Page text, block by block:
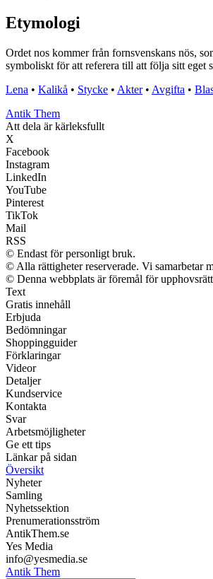
Etymologi
Ordet nos kommer från fornsvenskans nös,
symboliskt för att referera till att följa sitt eget
Lena • Kalikå • Stycke • Akter• Avgifta •
Antik Them
Att dela är kärleksfullt
X
Facebook
Instagram
LinkedIn
YouTube
Pinterest
TikTok
Mail
RSS
© Endast för personligt bruk.
© Alla rättigheter reserverade. Vi samarbetar
© Denna webbplats är föremål för
Text
Gratis innehåll
Erbjuda
Bedömningar
Shoppingguider
Förklaringar
Videor
Detaljer
Kundservice
Kontakta
Svar
Arbetsmöjligheter
Ge ett tips
Länkar på sidan
Översikt
Nyheter
Samling
Nyhetssektion
Prenumerationsström
AntikThem.se
Yes Media
info@yesmedia.se
Antik Them